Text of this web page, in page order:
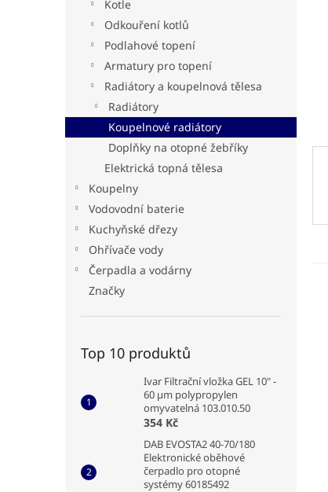
Kotle
Odkouření kotlů
Podlahové topení
Armatury pro topení
Radiátory a koupelnová tělesa
Radiátory
Koupelnové radiátory
Doplňky na otopné žebříky
Elektrická topná tělesa
Koupelny
Vodovodní baterie
Kuchyňské dřezy
Ohřívače vody
Čerpadla a vodárny
Značky
Top 10 produktů
Ivar Filtrační vložka GEL 10" -
60 µm polypropylen
omyvatelná 103.010.50
354 Kč
DAB EVOSTA2 40-70/180
Elektronické oběhové
čerpadlo pro otopné
systémy 60185492